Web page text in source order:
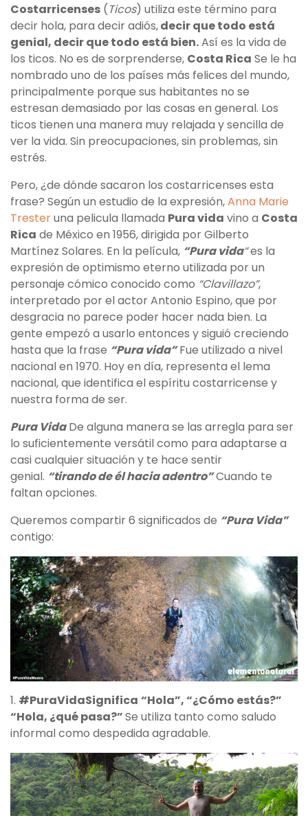
Costarricenses (Ticos) utiliza este término para
decir hola, para decir adiós,decir que todo está
genial, decir que todo está bien.Así es la vida de
los ticos. No es de sorprenderse, Costa Rica Se le ha
nombrado uno de los países más felices del mundo,
principalmente porque sus habitantes no se
estresan demasiado por las cosas en general. Los
ticos tienen una manera muy relajada y sencilla de
ver la vida. Sin preocupaciones, sin problemas, sin
estrés.
Pero, ¿de dónde sacaron los costarricenses esta
frase? Según un estudio de la expresión,Anna Marie
Tresteruna pelicula llamada Pura vida vino a Costa
Rica de México en 1956, dirigida por Gilberto
Martínez Solares. En la película, “Pura vida“es la
expresión de optimismo eterno utilizada por un
personaje cómico conocido como “Clavillazo”,
interpretado por el actor Antonio Espino, que por
desgracia no parece poder hacer nada bien. La
gente empezó a usarlo entonces y siguió creciendo
hasta que la frase “Pura vida”Fue utilizado a nivel
nacional en 1970. Hoy en día, representa el lema
nacional, que identifica el espíritu costarricense y
nuestra forma de ser.
Pura VidaDe alguna manera se las arregla para ser
lo suficientemente versátil como para adaptarse a
casi cualquier situación y te hace sentir
genial. “tirando de él hacia adentro”Cuando te
faltan opciones.
Queremos compartir 6 significados de “Pura Vida”
contigo:
1. #PuraVidaSignifica “Hola”, “¿Cómo estás?”
“Hola, ¿qué pasa?”Se utiliza tanto como saludo
informal como despedida agradable.